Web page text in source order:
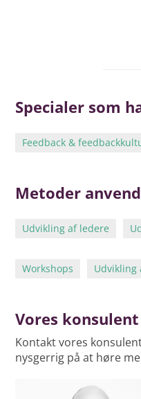
Specialer som
Feedback &
Metoder
Udvikling af ledere
Workshops Udvikling
Vores konsulent
Kontakt vores
nysgerrig på at høre